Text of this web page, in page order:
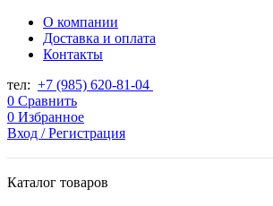
О компании
Доставка и оплата
Контакты
тел: +7 (985) 620-81-04
0 Сравнить
0 Избранное
Вход / Регистрация
Каталог товаров